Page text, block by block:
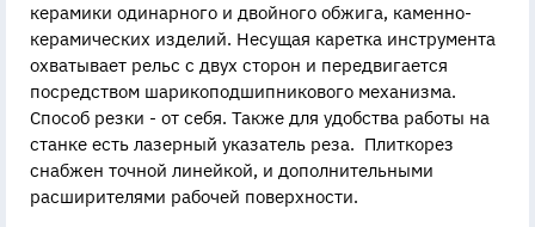
керамики одинарного и двойного обжига, каменно-
керамических изделий. Несущая каретка инструмента
охватывает рельс с двух сторон и передвигается
посредством шарикоподшипникового механизма.
Способ резки - от себя. Также для удобства работы на
станке есть лазерный указатель реза. Плиткорез
снабжен точной линейкой, и дополнительными
расширителями рабочей поверхности.